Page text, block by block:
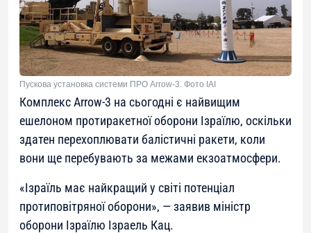
Пускова установка системи ПРО Arrow-3. Фото IAI
Комплекс Arrow-3 на сьогодні є найвищим
ешелоном протиракетної оборони Ізраїлю, оскільки
здатен перехоплювати балістичні ракети, коли
вони ще перебувають за межами екзоатмосфери.
«Ізраїль має найкращий у світі потенціал
протиповітряної оборони», — заявив міністр
оборони Ізраїлю Ізраель Кац.